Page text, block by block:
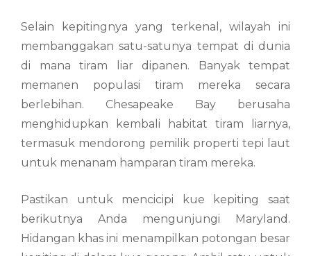
Selain kepitingnya yang terkenal, wilayah ini
membanggakan satu-satunya tempat di dunia
di mana tiram liar dipanen. Banyak tempat
memanen populasi tiram mereka secara
berlebihan. Chesapeake Bay berusaha
menghidupkan kembali habitat tiram liarnya,
termasuk mendorong pemilik properti tepi laut
untuk menanam hamparan tiram mereka.
Pastikan untuk mencicipi kue kepiting saat
berikutnya Anda mengunjungi Maryland.
Hidangan khas ini menampilkan potongan besar